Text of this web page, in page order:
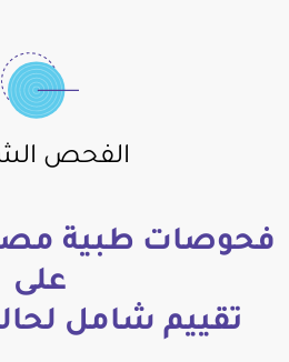
الفحص
فحوصات طبية
على
تقييم شامل